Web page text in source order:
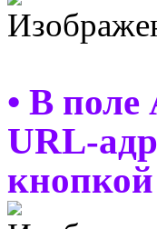
• В поле
URL-